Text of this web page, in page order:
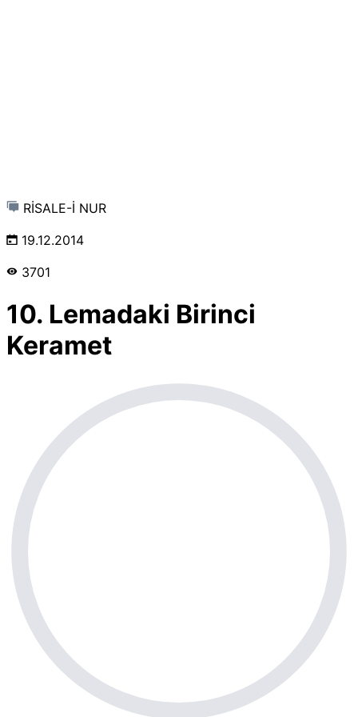
RİSALE-İ NUR
19.12.2014
3701
10. Lemadaki Birinci
Keramet